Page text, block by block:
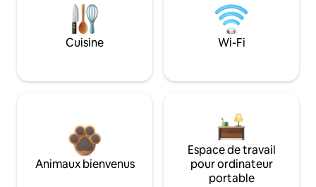
Cuisine Wi-Fi
Animaux bienvenus
Espace de travail
pour ordinateur
portable